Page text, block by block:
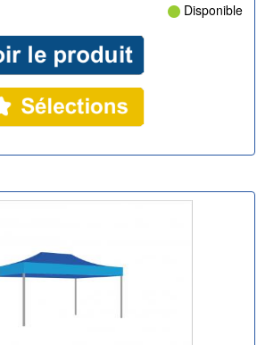
Disponible